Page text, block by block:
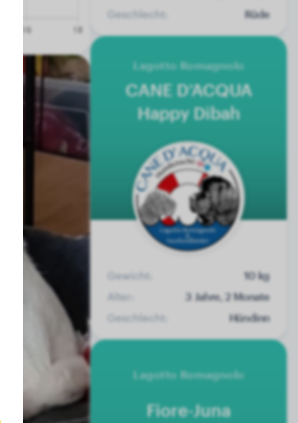
Geschlecht:
Rüde
Lagotto Romagnolo
CANE D’ACQUA
Happy Dibah
Gewicht:
10 kg
Alter:
3 Jahre, 2 Monate
Geschlecht:
Hündinn
Lagotto Romagnolo
Fiore-Juna